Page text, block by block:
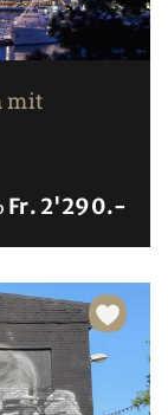
mit
Fr. 2'290.-